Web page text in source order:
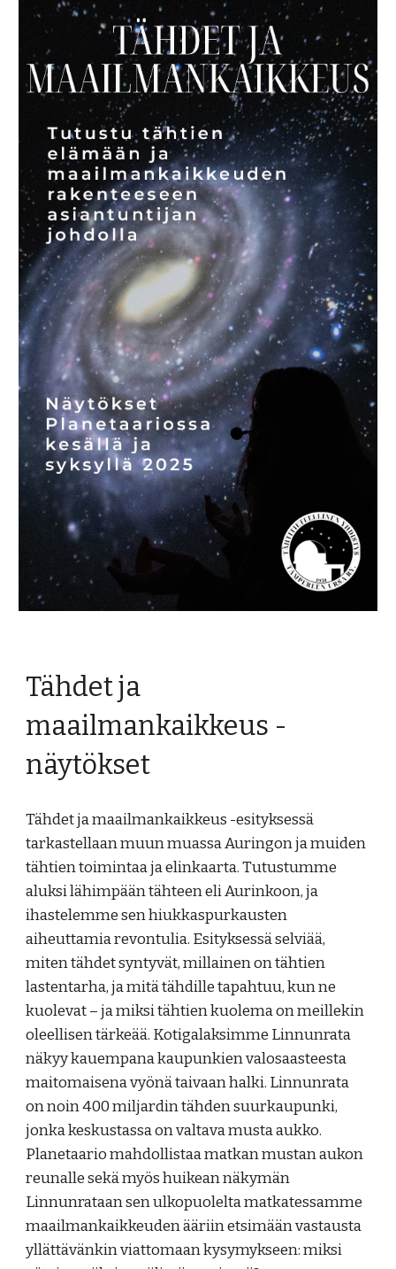
Tähdet ja
maailmankaikkeus -
näytökset
Tähdet ja maailmankaikkeus -esityksessä
tarkastellaan muun muassa Auringon ja muiden
tähtien toimintaa ja elinkaarta. Tutustumme
aluksi lähimpään tähteen eli Aurinkoon, ja
ihastelemme sen hiukkaspurkausten
aiheuttamia revontulia. Esityksessä selviää,
miten tähdet syntyvät, millainen on tähtien
lastentarha, ja mitä tähdille tapahtuu, kun ne
kuolevat – ja miksi tähtien kuolema on meillekin
oleellisen tärkeää. Kotigalaksimme Linnunrata
näkyy kauempana kaupunkien valosaasteesta
maitomaisena vyönä taivaan halki. Linnunrata
on noin 400 miljardin tähden suurkaupunki,
jonka keskustassa on valtava musta aukko.
Planetaario mahdollistaa matkan mustan aukon
reunalle sekä myös huikean näkymän
Linnunrataan sen ulkopuolelta matkatessamme
maailmankaikkeuden ääriin etsimään vastausta
yllättävänkin viattomaan kysymykseen: miksi